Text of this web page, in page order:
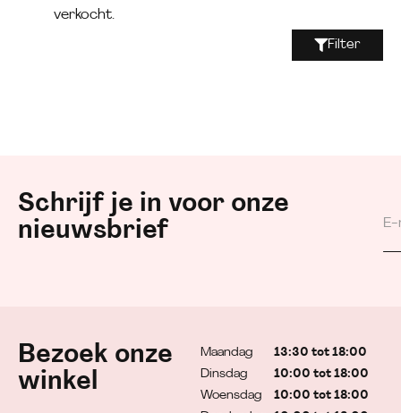
verkocht.
Filter
Schrijf je in voor onze
nieuwsbrief
Bezoek onze
winkel
Maandag
Dinsdag
Woensdag
13:30 tot 18:00
10:00 tot 18:00
10:00 tot 18:00